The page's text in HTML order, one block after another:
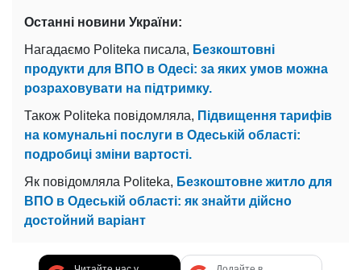
Останні новини України:
Нагадаємо Politeka писала, Безкоштовні
продукти для ВПО в Одесі: за яких умов можна
розраховувати на підтримку.
Також Politeka повідомляла, Підвищення тарифів
на комунальні послуги в Одеській області:
подробиці зміни вартості.
Як повідомляла Politeka, Безкоштовне житло для
ВПО в Одеській області: як знайти дійсно
достойний варіант